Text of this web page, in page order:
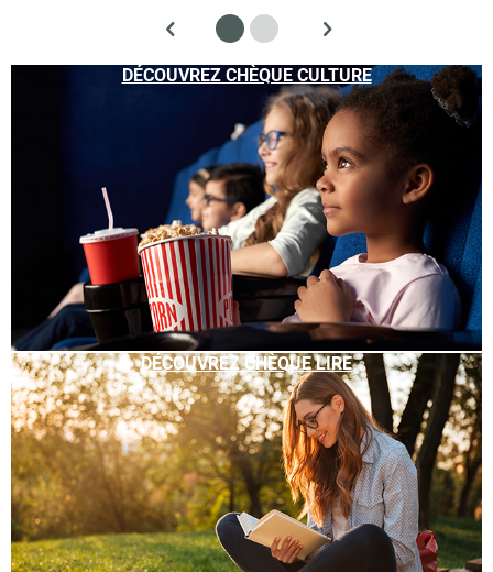
DÉCOUVREZ CHÈQUE CULTURE
DÉCOUVREZ CHÈQUE LIRE